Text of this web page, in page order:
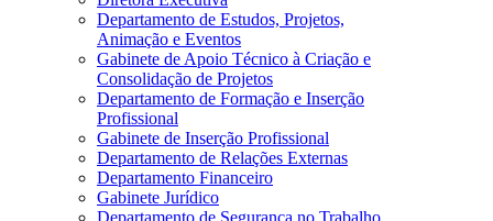
Departamento de Estudos, Projetos,
Animação e Eventos
Gabinete de Apoio Técnico à Criação e
Consolidação de Projetos
Departamento de Formação e Inserção
Profissional
Gabinete de Inserção Profissional
Departamento de Relações Externas
Departamento Financeiro
Gabinete Jurídico
Departamento de Segurança no Trabalho